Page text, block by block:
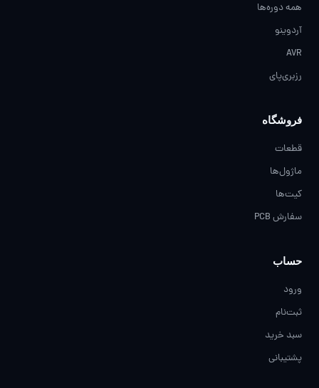
همه دوره‌ها
آردوینو
AVR
رزبری‌پای
فروشگاه
قطعات
ماژول‌ها
کیت‌ها
سفارش PCB
حساب
ورود
ثبت‌نام
سبد خرید
پشتیبانی